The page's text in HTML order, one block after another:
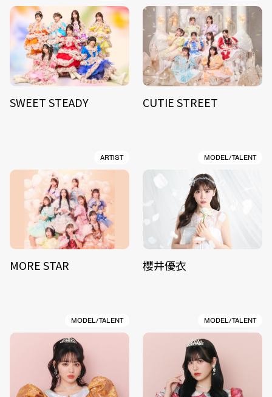
SWEET STEADY CUTIE STREET
ARTIST
MORE STAR
MODEL/TALENT
櫻井優衣
MODEL/TALENT MODEL/TALENT